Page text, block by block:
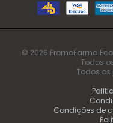
© 2026 PromoFarma
Todos
Todos os
Condições de